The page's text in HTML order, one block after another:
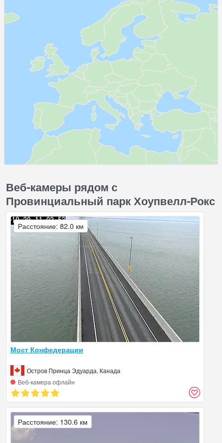
Веб-камеры рядом с
Провинциальный парк Хоупвелл-Рокс
Мост Конфедерации
Остров Принца Эдуарда, Канада
Веб‑камера офлайн
Расстояние: 82.0 км
Расстояние: 130.6 км